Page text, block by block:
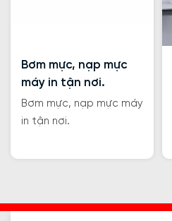
Bơm mực, nạp mực
máy in tận nơi.
Bơm mực, nạp mực máy
in tận nơi.